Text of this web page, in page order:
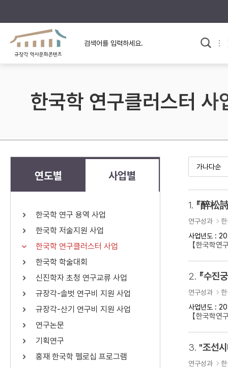
규장각의 어제와 오늘
규장각 소개영상
사료와 문학으로 본
고대
고려
조선 후기
근대
검색 연산자 사용안내
연산자
AND
OR 정조 OR 정약용 “정조” 또는 “
료를 검색
한국학 연구클러스터 사
연도별 사업별
한국학 연구 용역 사업
한국학 저술지원 사업
한국학 연구클러스터 사업
한국학 학술대회
신진학자 초청 연구교류 사업
규장각-솔벗 연구비 지원 사업
규장각-산기 연구비 지원 사업
연구논문
기획연구
홍재 한국학 펠로십 프로그램
1. 『醉松
연구성과
사업년도 :
【한국학
2. 『수진
연구성과
사업년도 :
【한국학
3.
연구성과